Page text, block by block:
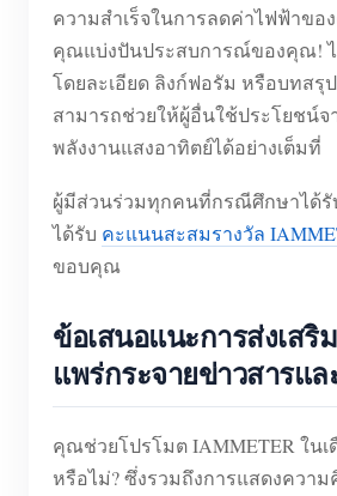
ความสำเร็จในการลดค่าไฟฟ้าขอ
คุณแบ่งปันประสบการณ์ของคุณ! ไ
โดยละเอียด ลิงก์ฟอรัม หรือบทสรุ
สามารถช่วยให้ผู้อื่นใช้ประโยชน์
พลังงานแสงอาทิตย์ได้อย่างเต็มที่
ผู้มีส่วนร่วมทุกคนที่กรณีศึกษาได้รั
ได้รับ คะแนนสะสมรางวัล
ขอบคุณ
ข้อเสนอแนะการส่งเสริ
แพร่กระจายข่าวสารแล
คุณช่วยโปรโมต IAMMETER ใน
หรือไม่? ซึ่งรวมถึงการแสดงความ